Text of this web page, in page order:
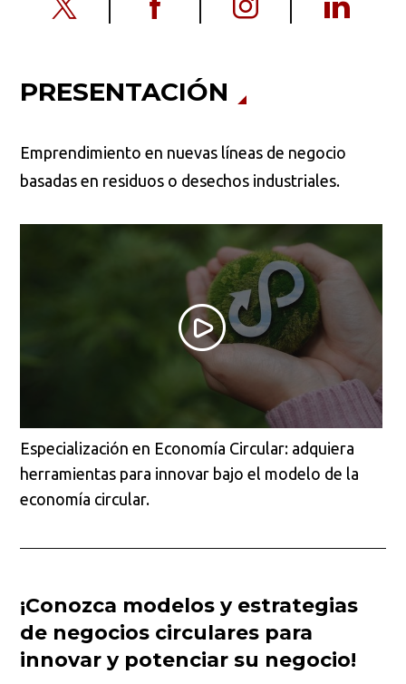
PRESENTACIÓN
Emprendimiento en nuevas líneas de negocio
basadas en residuos o desechos industriales.
Especialización en Economía Circular: adquiera
herramientas para innovar bajo el modelo de la
economía circular.
¡Conozca modelos y estrategias
de negocios circulares para
innovar y potenciar su negocio!